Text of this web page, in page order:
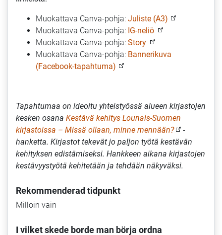
Muokattava Canva-pohja: Juliste (A3)
Muokattava Canva-pohja: IG-neliö
Muokattava Canva-pohja: Story
Muokattava Canva-pohja: Bannerikuva
(Facebook-tapahtuma)
Tapahtumaa on ideoitu yhteistyössä alueen kirjastojen
kesken osana Kestävä kehitys Lounais-Suomen
kirjastoissa – Missä ollaan, minne mennään?
-
hanketta. Kirjastot tekevät jo paljon työtä kestävän
kehityksen edistämiseksi. Hankkeen aikana kirjastojen
kestävyystyötä kehitetään ja tehdään näkyväksi.
Rekommenderad tidpunkt
Milloin vain
I vilket skede borde man börja ordna